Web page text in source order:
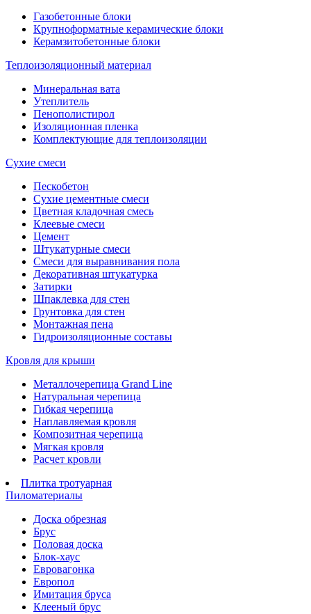
Газобетонные блоки
Крупноформатные керамические блоки
Керамзитобетонные блоки
Теплоизоляционный материал
Минеральная вата
Утеплитель
Пенополистирол
Изоляционная пленка
Комплектующие для теплоизоляции
Сухие смеси
Пескобетон
Сухие цементные смеси
Цветная кладочная смесь
Клеевые смеси
Цемент
Штукатурные смеси
Смеси для выравнивания пола
Декоративная штукатурка
Затирки
Шпаклевка для стен
Грунтовка для стен
Монтажная пена
Гидроизоляционные составы
Кровля для крыши
Металлочерепица Grand Line
Натуральная черепица
Гибкая черепица
Наплавляемая кровля
Композитная черепица
Мягкая кровля
Расчет кровли
Плитка тротуарная
Пиломатериалы
Доска обрезная
Брус
Половая доска
Блок-хаус
Евровагонка
Европол
Имитация бруса
Клееный брус